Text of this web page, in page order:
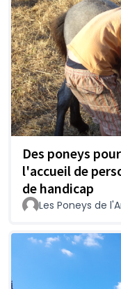
Des poneys
l'accueil de
de handicap
Les Poneys de